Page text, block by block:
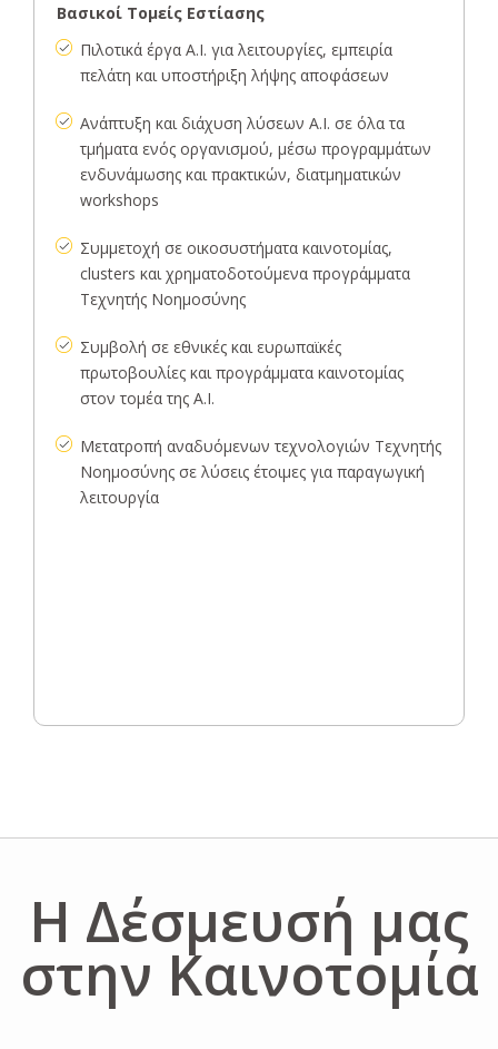
Βασικοί Τομείς Εστίασης
Πιλοτικά έργα A.I. για λειτουργίες, εμπειρία
πελάτη και υποστήριξη λήψης αποφάσεων
Ανάπτυξη και διάχυση λύσεων A.I. σε όλα τα
τμήματα ενός οργανισμού, μέσω προγραμμάτων
ενδυνάμωσης και πρακτικών, διατμηματικών
workshops
Συμμετοχή σε οικοσυστήματα καινοτομίας,
clusters και χρηματοδοτούμενα προγράμματα
Τεχνητής Νοημοσύνης
Συμβολή σε εθνικές και ευρωπαϊκές
πρωτοβουλίες και προγράμματα καινοτομίας
στον τομέα της A.I.
Μετατροπή αναδυόμενων τεχνολογιών Τεχνητής
Νοημοσύνης σε λύσεις έτοιμες για παραγωγική
λειτουργία
Η Δέσμευσή μας
στην Καινοτομία